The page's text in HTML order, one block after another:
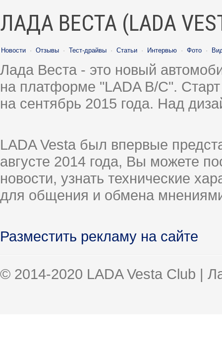
ЛАДА ВЕСТА (LADA
Новости · Отзывы · Тест-драйвы · Статьи · Интервью · Фото ·
Лада Веста - это новый
на платформе "LADA B/C".
на сентябрь 2015 года. Над
LADA Vesta был впервые
августе 2014 года, Вы можете
новости, узнать технические
для общения и обмена
Разместить рекламу на сайте
© 2014-2020 LADA Vesta Club |